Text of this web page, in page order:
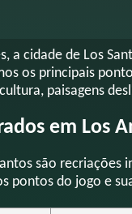
a cidade de Los
os principais
paisagens
em Los
são recriações
pontos do jogo e